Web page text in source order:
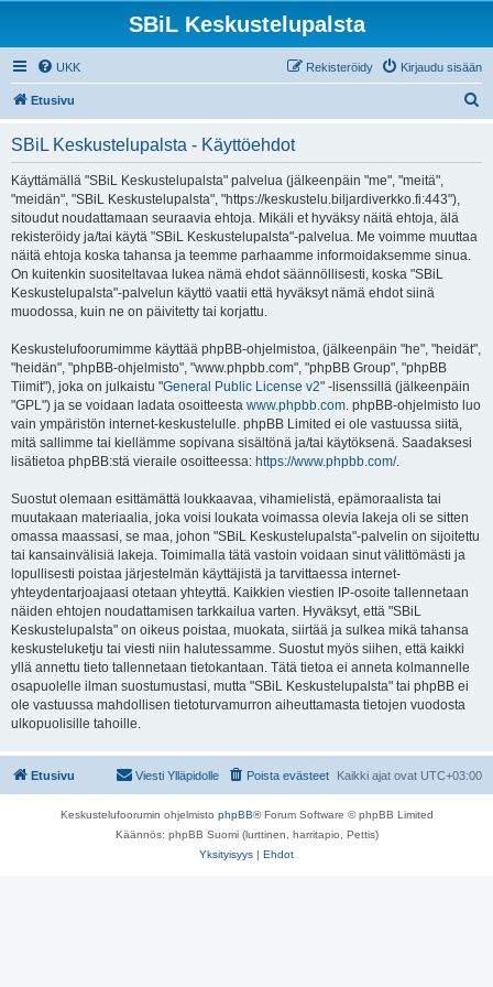
SBiL Keskustelupalsta
UKK Kirjaudu sisään
Rekisteröidy
Etusivu
SBiL Keskustelupalsta - Käyttöehdot
Käyttämällä "SBiL Keskustelupalsta" palvelua (jälkeenpäin "me", "meitä",
"meidän", "SBiL Keskustelupalsta", "https://keskustelu.biljardiverkko.fi:443"),
sitoudut noudattamaan seuraavia ehtoja. Mikäli et hyväksy näitä ehtoja, älä
rekisteröidy ja/tai käytä "SBiL Keskustelupalsta"-palvelua. Me voimme muuttaa
näitä ehtoja koska tahansa ja teemme parhaamme informoidaksemme sinua.
On kuitenkin suositeltavaa lukea nämä ehdot säännöllisesti, koska "SBiL
Keskustelupalsta"-palvelun käyttö vaatii että hyväksyt nämä ehdot siinä
muodossa, kuin ne on päivitetty tai korjattu.
Keskustelufoorumimme käyttää phpBB-ohjelmistoa, (jälkeenpäin "he", "heidät",
"heidän", "phpBB-ohjelmisto", "www.phpbb.com", "phpBB Group", "phpBB
Tiimit"), joka on julkaistu "General Public License v2" -lisenssillä (jälkeenpäin
"GPL") ja se voidaan ladata osoitteesta www.phpbb.com. phpBB-ohjelmisto luo
vain ympäristön internet-keskustelulle. phpBB Limited ei ole vastuussa siitä,
mitä sallimme tai kiellämme sopivana sisältönä ja/tai käytöksenä. Saadaksesi
lisätietoa phpBB:stä vieraile osoitteessa: https://www.phpbb.com/.
Suostut olemaan esittämättä loukkaavaa, vihamielistä, epämoraalista tai
muutakaan materiaalia, joka voisi loukata voimassa olevia lakeja oli se sitten
omassa maassasi, se maa, johon "SBiL Keskustelupalsta"-palvelin on sijoitettu
tai kansainvälisiä lakeja. Toimimalla tätä vastoin voidaan sinut välittömästi ja
lopullisesti poistaa järjestelmän käyttäjistä ja tarvittaessa internet-
yhteydentarjoajaasi otetaan yhteyttä. Kaikkien viestien IP-osoite tallennetaan
näiden ehtojen noudattamisen tarkkailua varten. Hyväksyt, että "SBiL
Keskustelupalsta" on oikeus poistaa, muokata, siirtää ja sulkea mikä tahansa
keskusteluketju tai viesti niin halutessamme. Suostut myös siihen, että kaikki
yllä annettu tieto tallennetaan tietokantaan. Tätä tietoa ei anneta kolmannelle
osapuolelle ilman suostumustasi, mutta "SBiL Keskustelupalsta" tai phpBB ei
ole vastuussa mahdollisen tietoturvamurron aiheuttamasta tietojen vuodosta
ulkopuolisille tahoille.
Etusivu Kaikki ajat ovat UTC+03:00
Poista evästeet
Viesti Ylläpidolle
Keskustelufoorumin ohjelmisto phpBB® Forum Software © phpBB Limited
Käännös: phpBB Suomi (lurttinen, harritapio, Pettis)
Yksityisyys | Ehdot